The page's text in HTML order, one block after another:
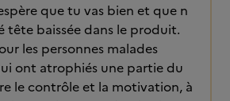
que tu vas bien et que n
tête baissée dans le produit.
les personnes malades
ont atrophiés une partie du
le contrôle et la motivation, à